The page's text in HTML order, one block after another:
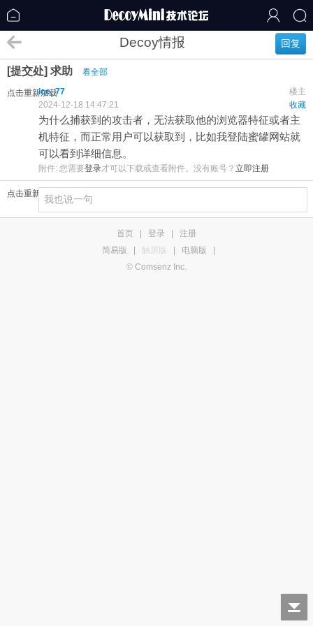
回复
Decoy情报
[提交处] 求助 看全部
点击重新加载 楼主
ice_77
收藏
2024-12-18 14:47:21
为什么捕获到的攻击者，无法获取他的浏览器特征或者主
机特征，而正常用户可以获取到，比如我登陆蜜罐网站就
可以看到详细信息。
附件: 您需要登录才可以下载或查看附件。没有账号？ 立即注册
点击重新加载
首页 登录
注册
简易版
触屏版 电脑版
© Comsenz Inc.